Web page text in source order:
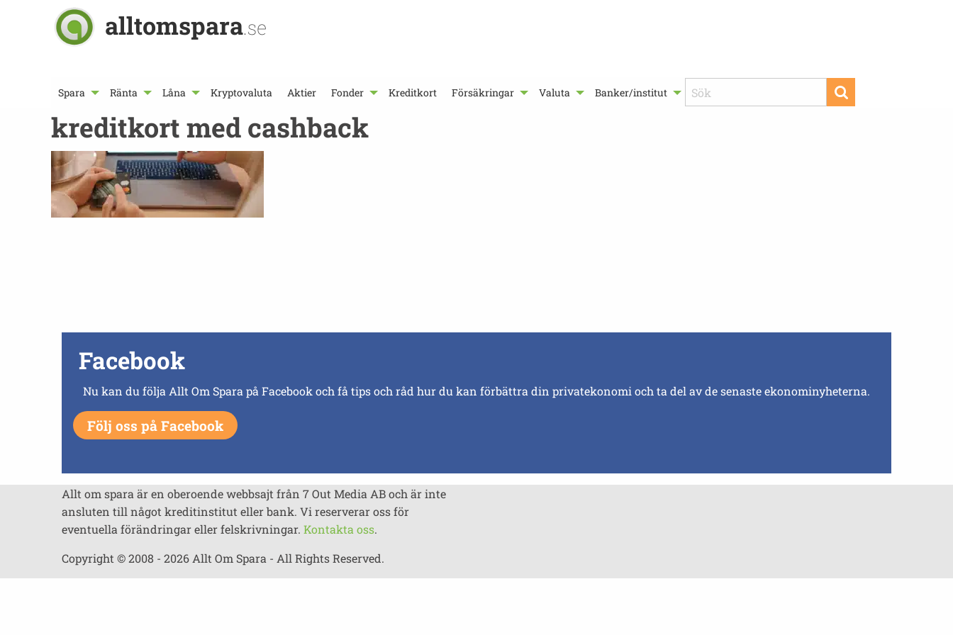
alltomspara.se
Spara Ränta Låna Kryptovaluta Aktier Fonder Kreditkort Försäkringar Valuta Banker/institut
kreditkort med cashback
Facebook
Nu kan du följa Allt Om Spara på Facebook och få tips och råd hur du kan förbättra din privatekonomi och ta del av de senaste ekonominyheterna.
Följ oss på Facebook
Allt om spara är en oberoende webbsajt från 7 Out Media AB och är inte
ansluten till något kreditinstitut eller bank. Vi reserverar oss för
eventuella förändringar eller felskrivningar. Kontakta oss.
Copyright © 2008 - 2026 Allt Om Spara - All Rights Reserved.